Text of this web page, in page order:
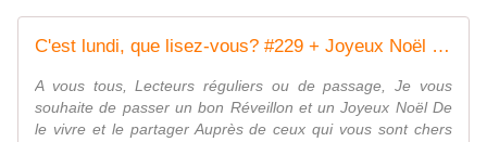
C'est lundi, que lisez-vous? #229 + Joyeux Noël - VIVRELIVRE
A vous tous, Lecteurs réguliers ou de passage, Je vous
souhaite de passer un bon Réveillon et un Joyeux Noël De
le vivre et le partager Auprès de ceux qui vous sont chers